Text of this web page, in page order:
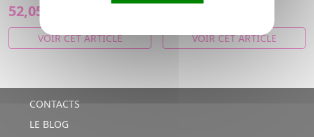
52,05€
VOIR CET ARTICLE VOIR CET ARTICLE
CONTACTS
LE BLOG